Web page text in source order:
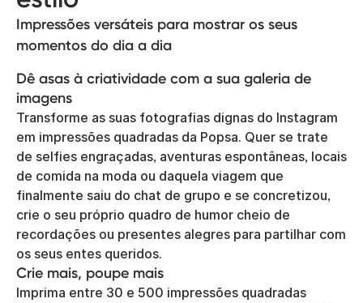
Impressões versáteis para mostrar os seus
momentos do dia a dia
Dê asas à criatividade com a sua galeria de
imagens
Transforme as suas fotografias dignas do Instagram
em impressões quadradas da Popsa. Quer se trate
de selfies engraçadas, aventuras espontâneas, locais
de comida na moda ou daquela viagem que
finalmente saiu do chat de grupo e se concretizou,
crie o seu próprio quadro de humor cheio de
recordações ou presentes alegres para partilhar com
os seus entes queridos.
Crie mais, poupe mais
Imprima entre 30 e 500 impressões quadradas